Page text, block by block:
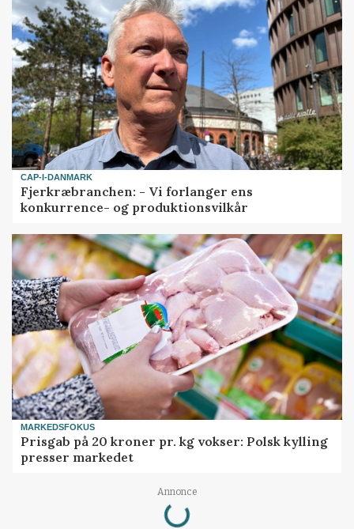
CAP-I-DANMARK
Fjerkræbranchen: - Vi forlanger ens
konkurrence- og produktionsvilkår
MARKEDSFOKUS
Prisgab på 20 kroner pr. kg vokser: Polsk kylling
presser markedet
Annonce
Loading...